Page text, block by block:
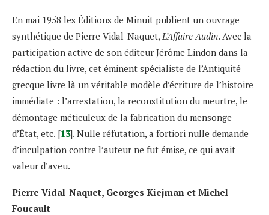
En mai 1958 les Éditions de Minuit publient un ouvrage
synthétique de Pierre Vidal-Naquet, L’Affaire Audin. Avec la
participation active de son éditeur Jérôme Lindon dans la
rédaction du livre, cet éminent spécialiste de l’Antiquité
grecque livre là un véritable modèle d’écriture de l’histoire
immédiate : l’arrestation, la reconstitution du meurtre, le
démontage méticuleux de la fabrication du mensonge
d’État, etc. [13]. Nulle réfutation, a fortiori nulle demande
d’inculpation contre l’auteur ne fut émise, ce qui avait
valeur d’aveu.
Pierre Vidal-Naquet, Georges Kiejman et Michel
Foucault